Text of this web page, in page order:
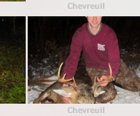
Chevreuil
Chevreuil